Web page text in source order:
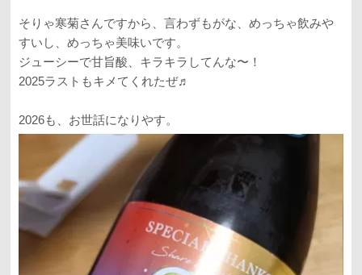
そりゃ寒菊さんですから、言わずもがな、めっちゃ飲みや
すいし、めっちゃ美味いです。
ジューシーで甘旨酸、キラキラしてんな〜！
2025ラストもキメてくれたぜ♬
2026も、お世話になりやす。